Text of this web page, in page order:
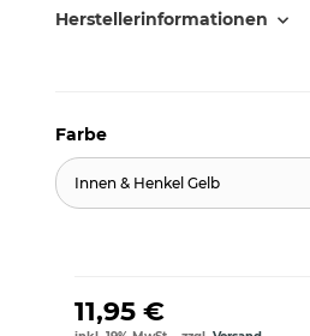
Herstellerinformationen
Farbe
Innen & Henkel Gelb
11,95 €